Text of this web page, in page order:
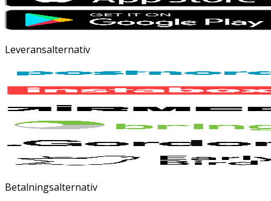
Leveransalternativ
Betalningsalternativ